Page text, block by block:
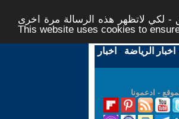
- لكي لاتظهر هذه الرسالة مرة اخرى -
This website uses cookies to
اخبار الرياضة - اخبار
- ادعمونا